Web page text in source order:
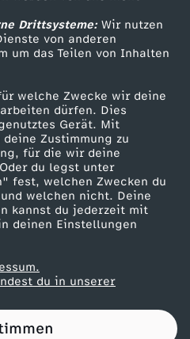
Drittsysteme:Wir nutzen
von anderen
um das Teilen von Inhalten
welche Zwecke wir deine
dürfen. Dies
Gerät. Mit
Zustimmung zu
für die wir deine
du legst unter
fest, welchen Zwecken du
welchen nicht. Deine
kannst du jederzeit mit
deinen Einstellungen
du in unserer